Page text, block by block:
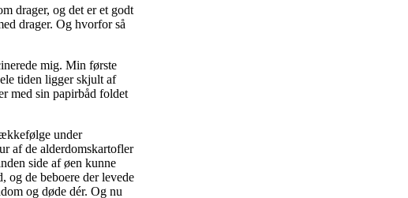
drager, og det er et godt
drager. Og hvorfor så
mig. Min første
tiden ligger skjult af
med sin papirbåd foldet
under
af de alderdomskartofler
side af øen kunne
og de beboere der levede
og døde dér. Og nu